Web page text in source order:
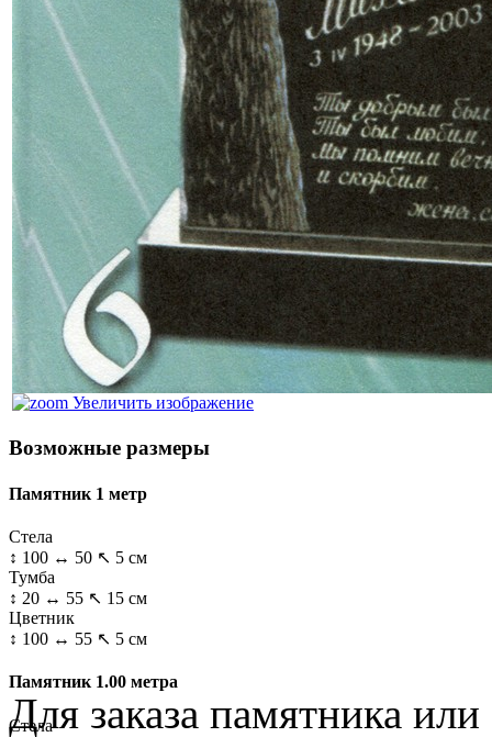
Увеличить изображение
Возможные размеры
Памятник 1 метр
Стела
↕ 100 ↔ 50 ↖ 5 см
Тумба
↕ 20 ↔ 55 ↖ 15 см
Цветник
↕ 100 ↔ 55 ↖ 5 см
Памятник 1.00 метра
Стела
Для заказа памятника